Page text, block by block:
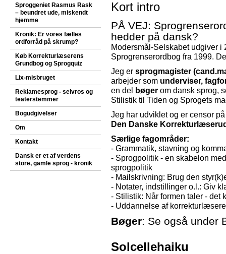
Sproggeniet Rasmus Rask
– beundret ude, miskendt
hjemme
Kronik: Er vores fælles
ordforråd på skrump?
Køb Korrekturlæserens
Grundbog og Sprogquiz
Lix-misbruget
Reklamesprog - selvros og
teaterstemmer
Bogudgivelser
Om
Kontakt
Dansk er et af verdens
store, gamle sprog - kronik
Kort intro
PÅ VEJ:
hedder på dansk?
Modersmål-Selskabet udgiver i
Sprogrenserordbog fra 1999.
Jeg er sprogmagister
arbejder som underviser,
en del
bøger om dansk sprog,
Stilistik til Tiden og Sprogets
Jeg har udviklet og er censor
Den Danske
Særlige fagområder:
- Grammatik, stavning og
- Sprogpolitik - en skabelon
sprogpolitik
- Mailskrivning: Brug den
- Notater, indstillinger o.l.: Giv
- Stilistik: Når formen taler - det
- Uddannelse af
Bøger: Se også under
Solcellehaiku